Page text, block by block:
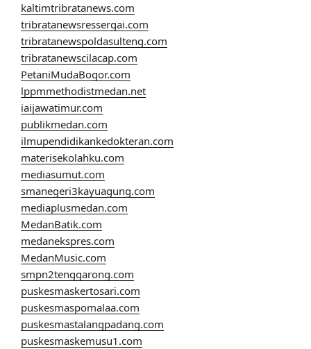
kaltimtribratanews.com
tribratanewsressergai.com
tribratanewspoldasulteng.com
tribratanewscilacap.com
PetaniMudaBogor.com
lppmmethodistmedan.net
iaijawatimur.com
publikmedan.com
ilmupendidikankedokteran.com
materisekolahku.com
mediasumut.com
smanegeri3kayuagung.com
mediaplusmedan.com
MedanBatik.com
medanekspres.com
MedanMusic.com
smpn2tenggarong.com
puskesmaskertosari.com
puskesmaspomalaa.com
puskesmastalangpadang.com
puskesmaskemusu1.com